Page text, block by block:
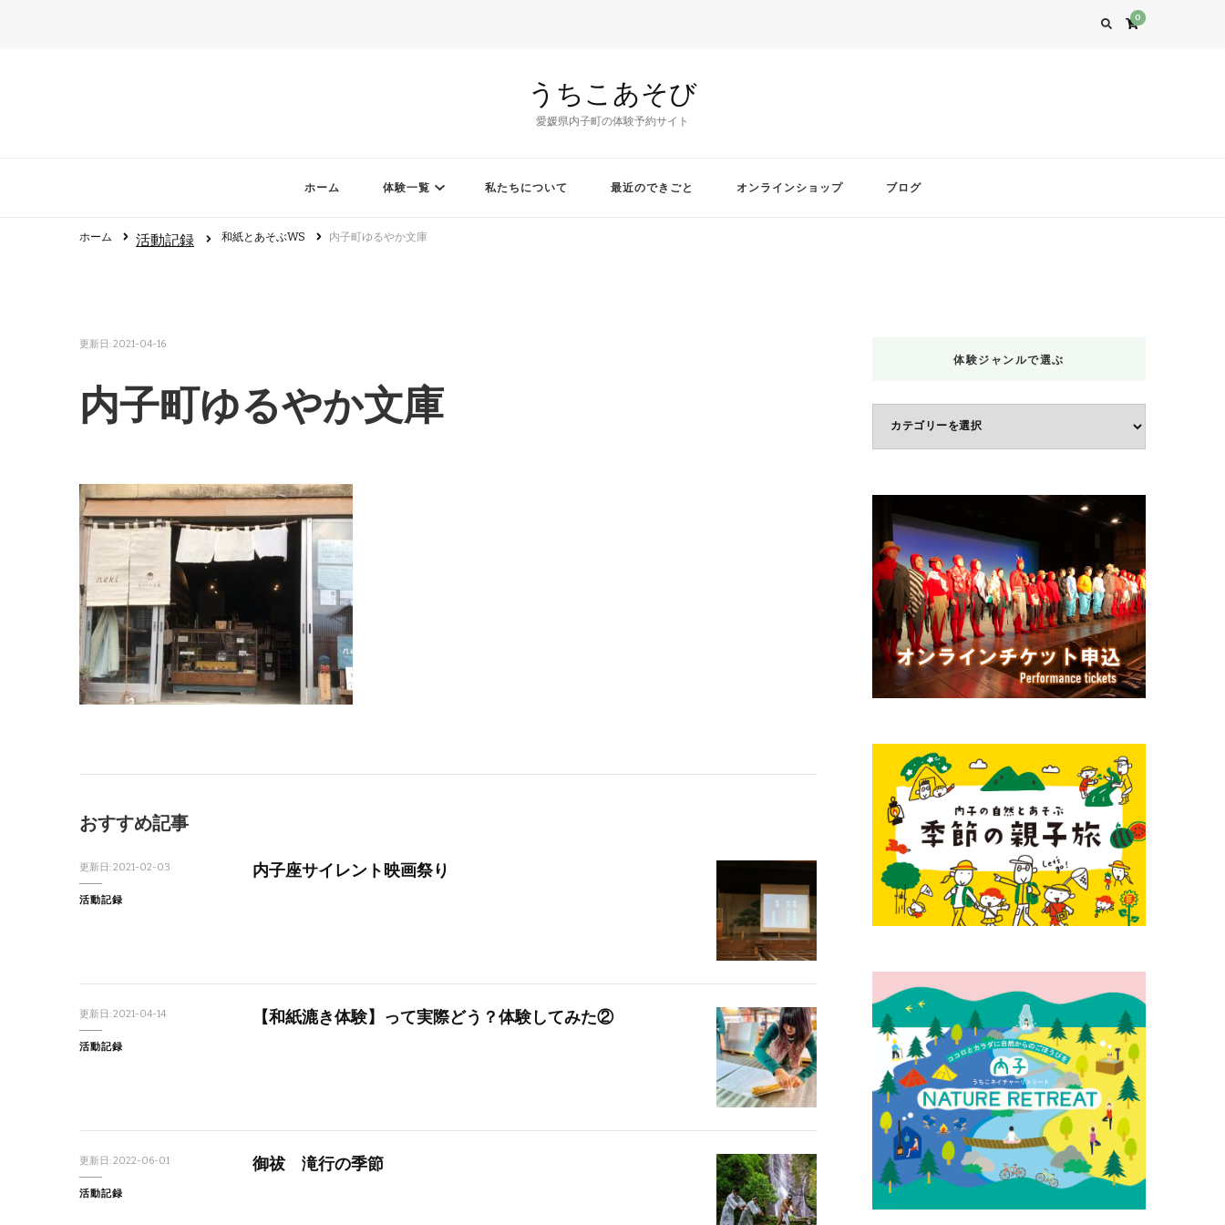
0
うちこあそび
愛媛県内子町の体験予約サイト
ホーム 体験一覧 私たちについて 最近のできごと オンラインショップ ブログ
ホーム 活動記録 和紙とあそぶWS 内子町ゆるやか文庫
更新日:2021-04-16
内子町ゆるやか文庫
おすすめ記事
更新日:2021-02-03
活動記録
内子座サイレント映画祭り
更新日:2021-04-14
活動記録
【和紙漉き体験】って実際どう？体験してみた②
更新日:2022-06-01
活動記録
御祓 滝行の季節
体験ジャンルで選ぶ
ャ
ル
で
選
ぶ